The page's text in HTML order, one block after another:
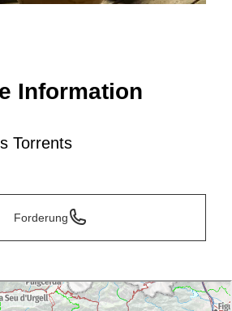
Information
Torrents
Forderung